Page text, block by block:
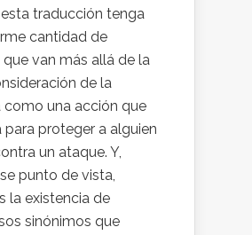
traducción tenga
cantidad de
van más allá de la
de la
como una acción que
para proteger a alguien
un ataque. Y,
punto de vista,
la existencia de
sinónimos que